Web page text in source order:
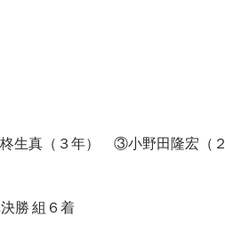
生真（３年） ③小野田隆宏（２
勝 組６着